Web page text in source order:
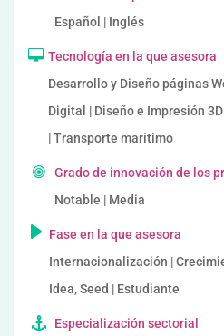
Español | Inglés
Tecnología en la que asesora
Desarrollo y Diseño páginas
Digital | Diseño e Impresión
| Transporte marítimo
Grado de innovación de los
Notable | Media
Fase en la que asesora
Internacionalización |
Idea, Seed | Estudiante
Especialización sectorial